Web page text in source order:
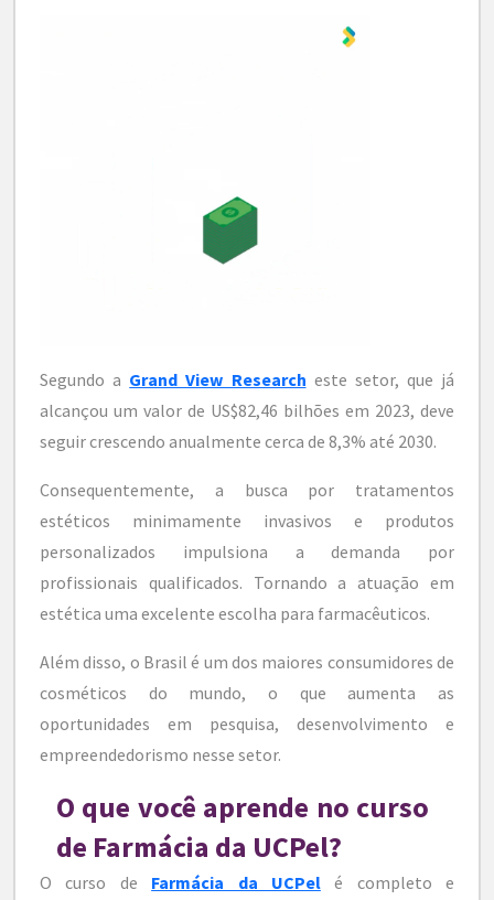
Segundo a Grand View Research este setor, que já
alcançou um valor de US$82,46 bilhões em 2023, deve
seguir crescendo anualmente cerca de 8,3% até 2030.
Consequentemente, a busca por tratamentos
estéticos minimamente invasivos e produtos
personalizados impulsiona a demanda por
profissionais qualificados. Tornando a atuação em
estética uma excelente escolha para farmacêuticos.
Além disso, o Brasil é um dos maiores consumidores de
cosméticos do mundo, o que aumenta as
oportunidades em pesquisa, desenvolvimento e
empreendedorismo nesse setor.
O que você aprende no curso
de Farmácia da UCPel?
O curso de Farmácia da UCPelé completo e